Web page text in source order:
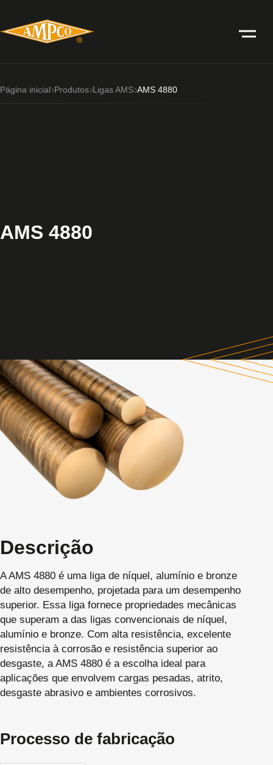
Página inicial Produtos Ligas AMS AMS 4880
AMS 4880
Descrição
A AMS 4880 é uma liga de níquel, alumínio e bronze
de alto desempenho, projetada para um desempenho
superior. Essa liga fornece propriedades mecânicas
que superam a das ligas convencionais de níquel,
alumínio e bronze. Com alta resistência, excelente
resistência à corrosão e resistência superior ao
desgaste, a AMS 4880 é a escolha ideal para
aplicações que envolvem cargas pesadas, atrito,
desgaste abrasivo e ambientes corrosivos.
Processo de fabricação